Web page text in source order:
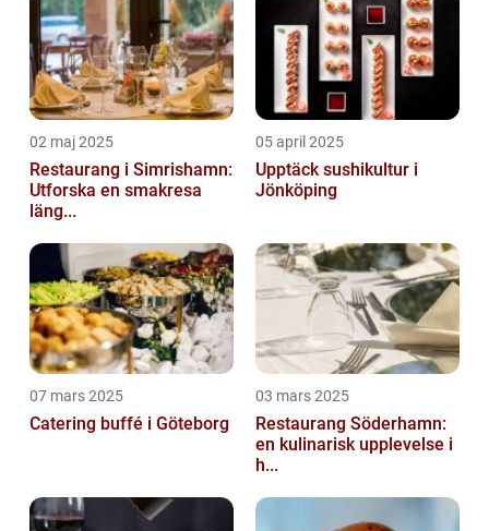
02 maj 2025
Restaurang i Simrishamn:
Utforska en smakresa
läng...
05 april 2025
Upptäck sushikultur i
Jönköping
07 mars 2025
Catering buffé i Göteborg
03 mars 2025
Restaurang Söderhamn:
en kulinarisk upplevelse i
h...